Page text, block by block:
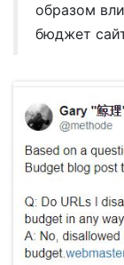
образом
бюджет